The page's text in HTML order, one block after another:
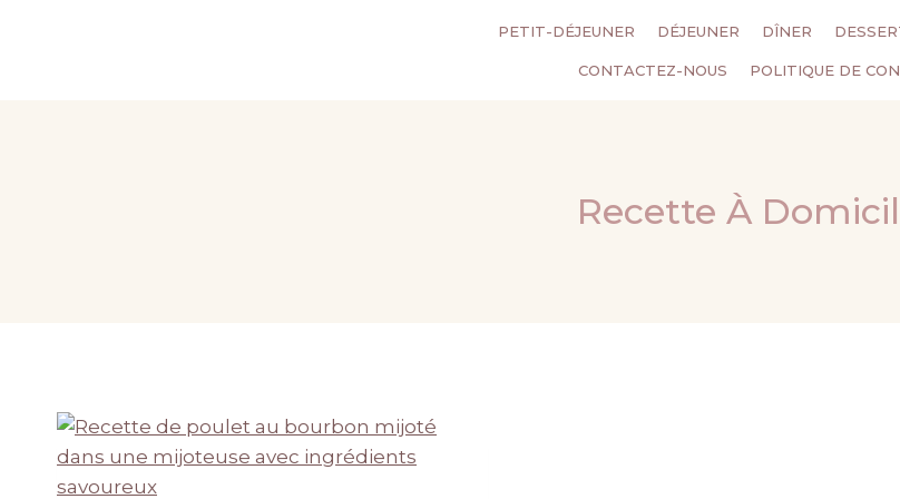
PETIT-DÉJEUNER DÉJEUNER DÎNER
CONTACTEZ-NOUS POLITIQUE DE
Recette À